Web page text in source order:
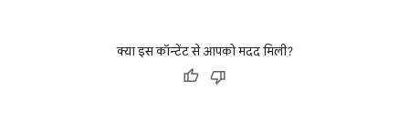
क्या इस कॉन्टेंट से आपको मदद मिली?